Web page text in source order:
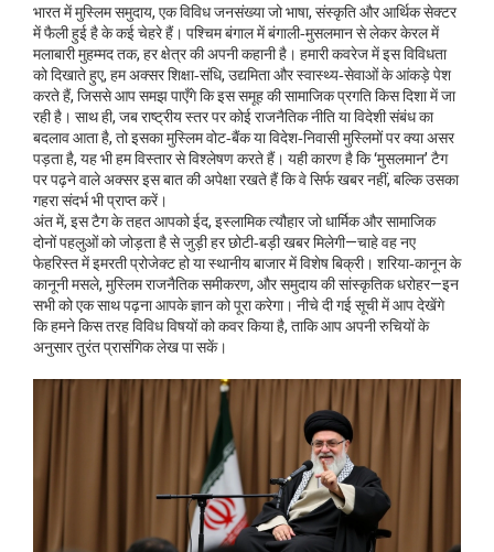
भारत मेंमुस्लिम समुदाय, एक विविध जनसंख्या जो भाषा, संस्कृति और आर्थिक सेक्टर
में फैली हुई हैके कई चेहरे हैं। पश्चिम बंगाल में बंगाली‑मुसलमान से लेकर केरल में
मलाबारी मुहम्मद तक, हर क्षेत्र की अपनी कहानी है। हमारी कवरेज में इस विविधता
को दिखाते हुए, हम अक्सर शिक्षा‑संधि, उद्यमिता और स्वास्थ्य‑सेवाओं के आंकड़े पेश
करते हैं, जिससे आप समझ पाएँगे कि इस समूह की सामाजिक प्रगति किस दिशा में जा
रही है। साथ ही, जब राष्ट्रीय स्तर पर कोई राजनैतिक नीति या विदेशी संबंध का
बदलाव आता है, तो इसका मुस्लिम वोट‑बैंक या विदेश‑निवासी मुस्लिमों पर क्या असर
पड़ता है, यह भी हम विस्तार से विश्लेषण करते हैं। यही कारण है कि ‘मुसलमान’ टैग
पर पढ़ने वाले अक्सर इस बात की अपेक्षा रखते हैं कि वे सिर्फ खबर नहीं, बल्कि उसका
गहरा संदर्भ भी प्राप्त करें।
अंत में, इस टैग के तहत आपकोईद, इस्लामिक त्यौहार जो धार्मिक और सामाजिक
दोनों पहलुओं को जोड़ता हैसे जुड़ी हर छोटी‑बड़ी खबर मिलेगी—चाहे वह नए
फेहरिस्त में इमरती प्रोजेक्ट हो या स्थानीय बाजार में विशेष बिक्री। शरिया‑कानून के
कानूनी मसले, मुस्लिम राजनैतिक समीकरण, और समुदाय की सांस्कृतिक धरोहर—इन
सभी को एक साथ पढ़ना आपके ज्ञान को पूरा करेगा। नीचे दी गई सूची में आप देखेंगे
कि हमने किस तरह विविध विषयों को कवर किया है, ताकि आप अपनी रुचियों के
अनुसार तुरंत प्रासंगिक लेख पा सकें।